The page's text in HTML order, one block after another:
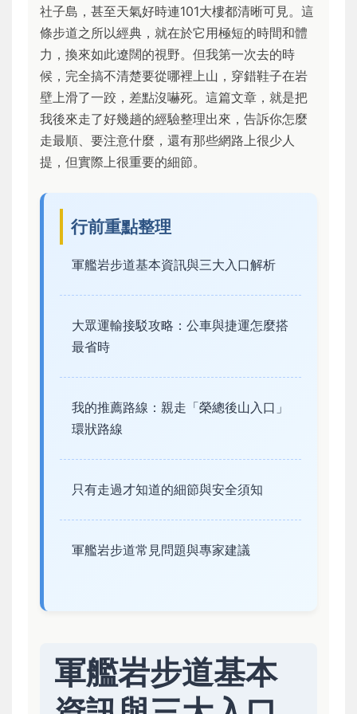
社子島，甚至天氣好時連101大樓都清晰可見。這
條步道之所以經典，就在於它用極短的時間和體
力，換來如此遼闊的視野。但我第一次去的時
候，完全搞不清楚要從哪裡上山，穿錯鞋子在岩
壁上滑了一跤，差點沒嚇死。這篇文章，就是把
我後來走了好幾趟的經驗整理出來，告訴你怎麼
走最順、要注意什麼，還有那些網路上很少人
提，但實際上很重要的細節。
行前重點整理
軍艦岩步道基本資訊與三大入口解析
大眾運輸接駁攻略：公車與捷運怎麼搭
最省時
我的推薦路線：親走「榮總後山入口」
環狀路線
只有走過才知道的細節與安全須知
軍艦岩步道常見問題與專家建議
軍艦岩步道基本